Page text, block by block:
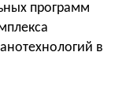
программ
в